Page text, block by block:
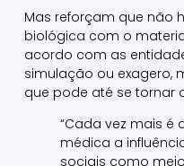
Mas reforçam que não
biológica com o
acordo com as
simulação ou exagero,
que pode até se tornar
“Cada vez mais é
médica a
sociais como